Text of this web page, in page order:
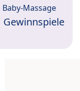
Baby-Massage
Gewinnspiele